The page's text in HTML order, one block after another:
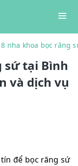
8 nha khoa bọc răng
sứ tại Bình
và dịch vụ
để bọc răng sứ